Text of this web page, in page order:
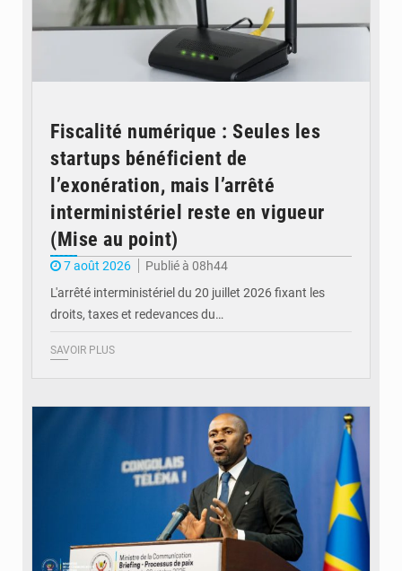
Fiscalité numérique : Seules les
startups bénéficient de
l’exonération, mais l’arrêté
interministériel reste en vigueur
(Mise au point)
7 août 2026
Publié à 08h44
L'arrêté interministériel du 20 juillet 2026 fixant les
droits, taxes et redevances du…
SAVOIR PLUS